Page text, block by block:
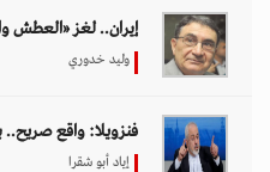
إيران.. لغز «العطش
وليد خدوري
فنزويلا: واقع صريح..
إياد أبو شقرا